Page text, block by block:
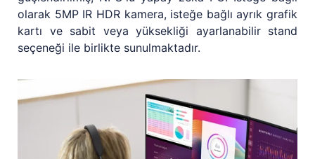
olarak 5MP IR HDR kamera, isteğe bağlı ayrık grafik
kartı ve sabit veya yüksekliği ayarlanabilir stand
seçeneği ile birlikte sunulmaktadır.